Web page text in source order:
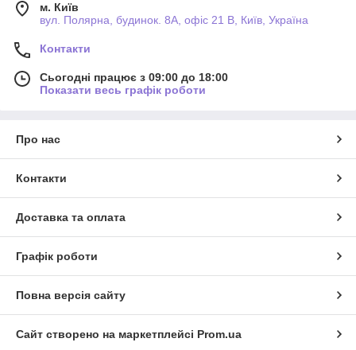
м. Київ
вул. Полярна, будинок. 8А, офіс 21 В, Київ, Україна
Контакти
Сьогодні працює з 09:00 до 18:00
Показати весь графік роботи
Про нас
Контакти
Доставка та оплата
Графік роботи
Повна версія сайту
Сайт створено на маркетплейсі Prom.ua